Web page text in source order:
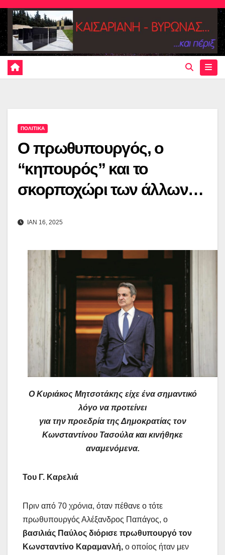
Skip
content
ΠΟΛΙΤΙΚΑ
O πρωθυπουργός, ο
“κηπουρός” και το
σκορποχώρι των άλλων…
ΙΑΝ 16, 2025
Ο Κυριάκος Μητσοτάκης είχε ένα σημαντικό
λόγο να προτείνει
για την προεδρία της Δημοκρατίας τον
Κωνσταντίνου Τασούλα και κινήθηκε
αναμενόμενα.
Του Γ. Καρελιά
Πριν από 70 χρόνια, όταν πέθανε ο τότε
πρωθυπουργός Αλέξανδρος Παπάγος, ο
βασιλιάς Παύλος διόρισε πρωθυπουργό τον
Κωνσταντίνο Καραμανλή, ο οποίος ήταν μεν